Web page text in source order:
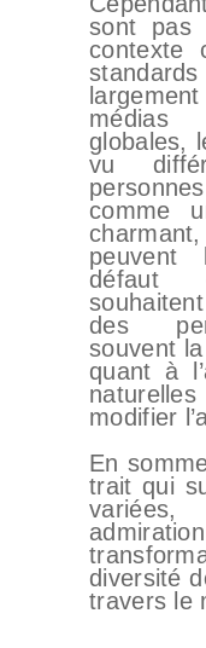
sont pas
contexte
médias
globales,
vu
comme
défaut
des
souvent
quant à
modifier
En
trait qui
diversité
travers le